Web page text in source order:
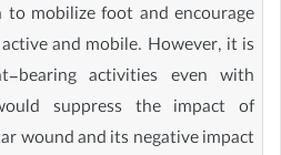
mobilize foot and encourage
and mobile. However, it is
bearing activities even with
suppress the impact of
wound and its negative impact